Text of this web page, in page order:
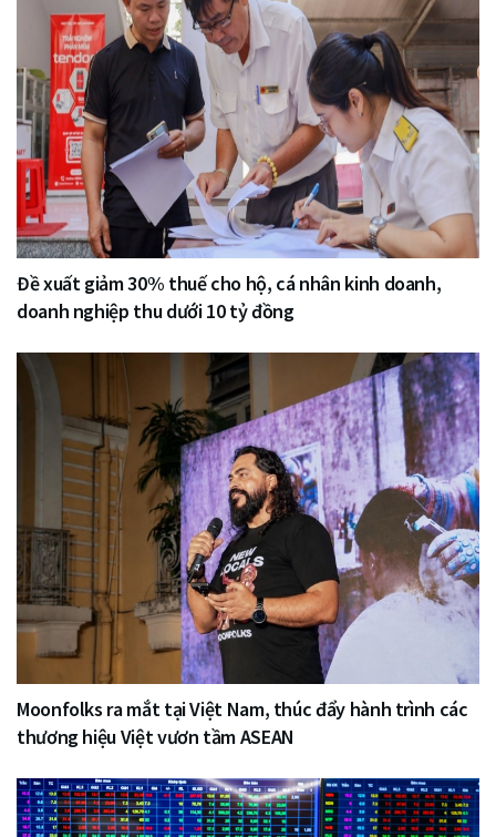
Đề xuất giảm 30% thuế cho hộ, cá nhân kinh doanh,
doanh nghiệp thu dưới 10 tỷ đồng
Moonfolks ra mắt tại Việt Nam, thúc đẩy hành trình các
thương hiệu Việt vươn tầm ASEAN